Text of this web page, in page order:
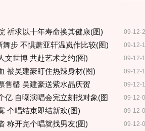
09-12-
祈求以十年寿命换其健康(图)
09-12-
舞步 不惧萧亚轩温岚作比较(图)
09-12-
文世博 共赴艺术之约(图)
09-12-
被吴建豪盯住热辣身材(图)
09-12-
售罄 吴建豪送紫水晶庆贺
09-12-
亿 自曝演唱会完立刻找对象(图
09-12-
个唱结束即结新欢(图)
09-12-
称开完个唱就找男友(图)